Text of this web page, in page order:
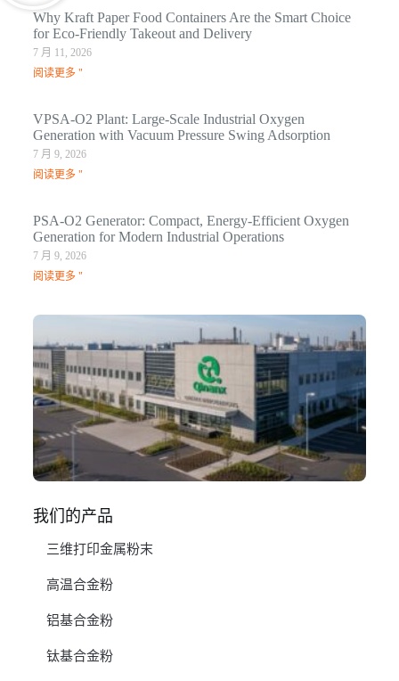
Why Kraft Paper Food Containers Are the Smart Choice
for Eco-Friendly Takeout and Delivery
7 月 11, 2026
阅读更多 "
VPSA-O2 Plant: Large-Scale Industrial Oxygen
Generation with Vacuum Pressure Swing Adsorption
7 月 9, 2026
阅读更多 "
PSA-O2 Generator: Compact, Energy-Efficient Oxygen
Generation for Modern Industrial Operations
7 月 9, 2026
阅读更多 "
我们的产品
三维打印金属粉末
高温合金粉
铝基合金粉
钛基合金粉